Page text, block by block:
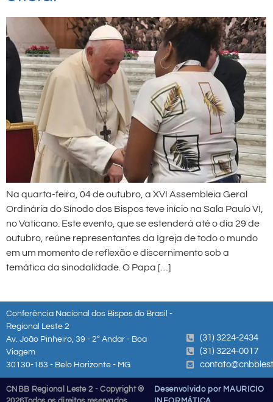
Na quarta-feira, 04 de outubro, a XVI Assembleia Geral
Ordinária do Sínodo dos Bispos teve início na Sala Paulo VI,
no Vaticano. Este evento, que se estenderá até o dia 29 de
outubro, reúne representantes da Igreja de todo o mundo
em um momento de reflexão e discernimento sob a
temática da sinodalidade. O Papa […]
Conferência Nacional dos Bispos do Brasil -
Regional Leste 2
Av. João Pinheiro, 39 - 2º Andar - Boa
Viagem
30130-183 - Belo Horizonte - MG
(31) 3224-2434
(31) 3224-0017
CNBB Regional Leste 2 - Copyright ®
Desenvolvido por MAURICIO